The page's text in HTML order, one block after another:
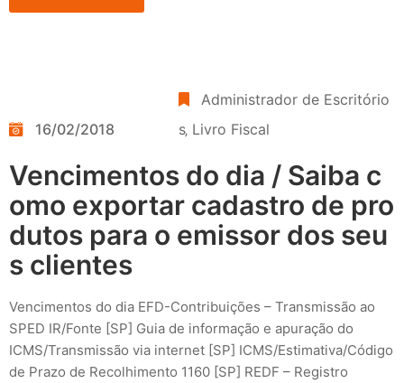
16/02/2018
Administrador de Escritório
s‚ Livro Fiscal
Vencimentos do dia / Saiba c
omo exportar cadastro de pro
dutos para o emissor dos seu
s clientes
Vencimentos do dia EFD-Contribuições – Transmissão ao
SPED IR/Fonte [SP] Guia de informação e apuração do
ICMS/Transmissão via internet [SP] ICMS/Estimativa/Código
de Prazo de Recolhimento 1160 [SP] REDF – Registro